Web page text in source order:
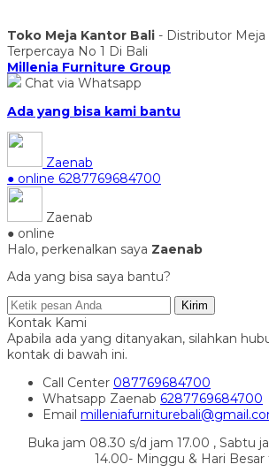
Toko Meja Kantor Bali - Distributor Meja
Terpercaya No 1 Di Bali
Millenia Furniture Group
Chat via Whatsapp
Ada yang bisa kami bantu
Zaenab
● online 6287769684700
Zaenab
● online
Halo, perkenalkan saya Zaenab
Ada yang bisa saya bantu?
Kirim
Kontak Kami
Apabila ada yang ditanyakan, silahkan
kontak di bawah ini.
Call Center 087769684700
Whatsapp Zaenab 6287769684700
Email
Buka jam 08.30 s/d jam 17.00 , Sabtu
14.00- Minggu & Hari